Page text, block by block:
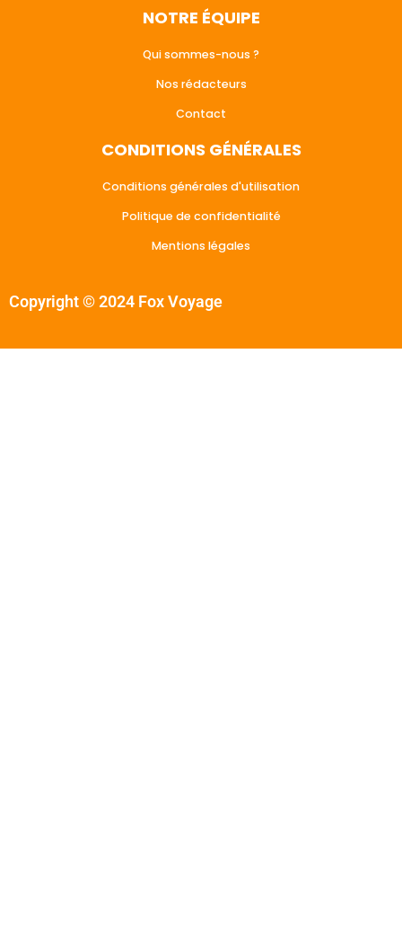
NOTRE ÉQUIPE
Qui sommes-nous ?
Nos rédacteurs
Contact
CONDITIONS GÉNÉRALES
Conditions générales d'utilisation
Politique de confidentialité
Mentions légales
Copyright © 2024 Fox Voyage